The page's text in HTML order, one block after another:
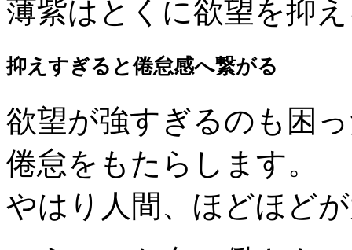
薄紫はとくに欲望を抑
抑えすぎると倦怠感へ繋がる
欲望が強すぎるのも困
倦怠をもたらします。
やはり人間、ほどほど